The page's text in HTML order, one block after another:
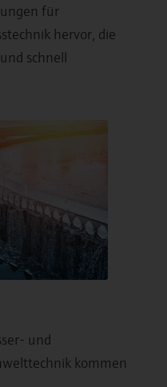
für
hervor, die
schnell
und
kommen